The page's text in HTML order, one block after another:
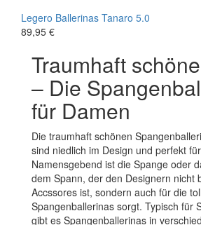
Legero Ballerinas Tanaro 5.0
89,95 €
Traumhaft
– Die
für Damen
Die traumhaft schönen
sind niedlich im Design und perfekt
Namensgebend ist die Spange oder
dem Spann, der den Designern nicht
Accssores ist, sondern auch für die
Spangenballerinas sorgt. Typisch für
gibt es Spangenballerinas in